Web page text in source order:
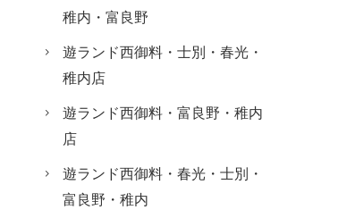
稚内・富良野
遊ランド西御料・士別・春光・
稚内店
遊ランド西御料・富良野・稚内
店
遊ランド西御料・春光・士別・
富良野・稚内